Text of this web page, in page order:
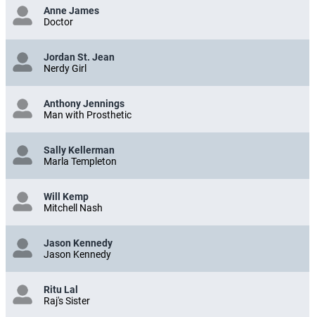
Anne James
Doctor
Jordan St. Jean
Nerdy Girl
Anthony Jennings
Man with Prosthetic
Sally Kellerman
Marla Templeton
Will Kemp
Mitchell Nash
Jason Kennedy
Jason Kennedy
Ritu Lal
Raj's Sister